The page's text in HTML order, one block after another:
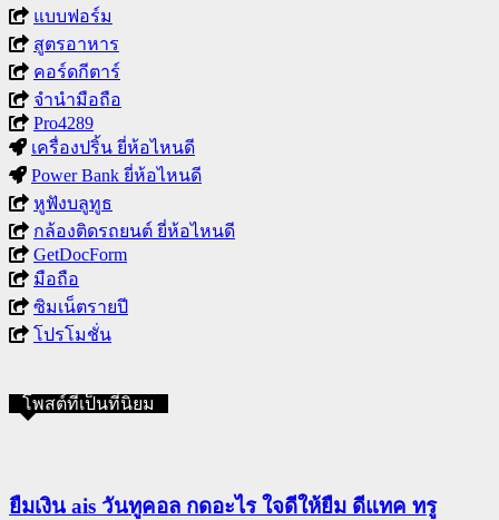
แบบฟอร์ม
สูตรอาหาร
คอร์ดกีตาร์
จำนำมือถือ
Pro4289
เครื่องปริ้น ยี่ห้อไหนดี
Power Bank ยี่ห้อไหนดี
หูฟังบลูทูธ
กล้องติดรถยนต์ ยี่ห้อไหนดี
GetDocForm
มือถือ
ซิมเน็ตรายปี
โปรโมชั่น
โพสต์ที่เป็นที่นิยม
ยืมเงิน ais วันทูคอล กดอะไร ใจดีให้ยืม ดีแทค ทรู